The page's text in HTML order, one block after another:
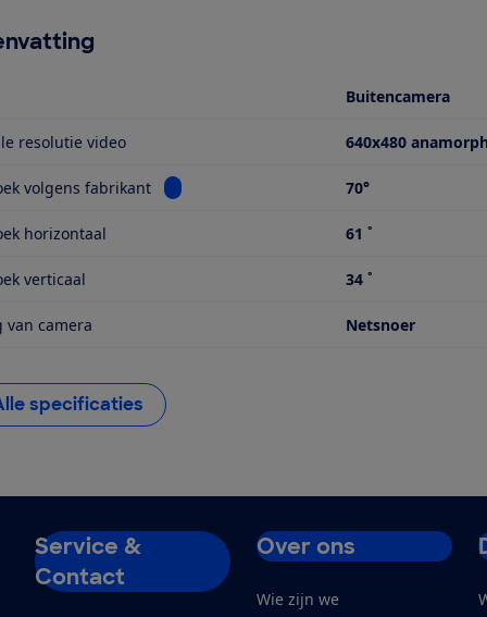
Buitencamera
resolutie video 640x480
volgens fabrikant Bekijk informatie voor Beeldhoek volgens
70°
horizontaal 61 ˚
verticaal 34 ˚
van camera Netsnoer
specificaties
Service &
Contact
Over ons
Wie zijn we